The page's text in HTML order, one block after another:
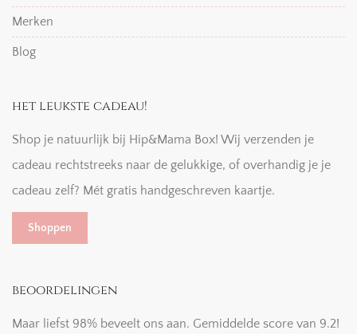
Merken
Blog
het leukste cadeau!
Shop je natuurlijk bij Hip&Mama Box! Wij verzenden je
cadeau rechtstreeks naar de gelukkige, of overhandig je je
cadeau zelf? Mét gratis handgeschreven kaartje.
Shoppen
beoordelingen
Maar liefst 98% beveelt ons aan. Gemiddelde score van 9.2!